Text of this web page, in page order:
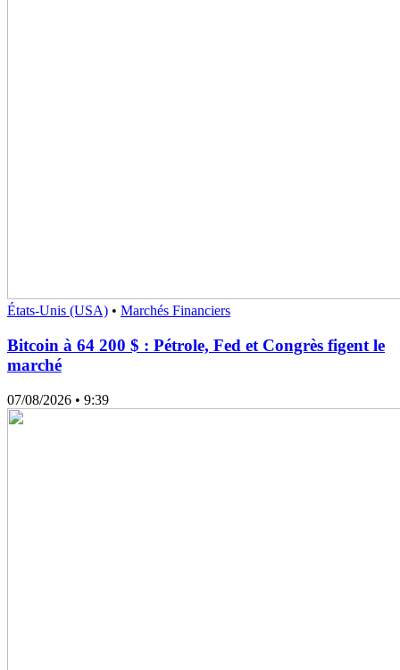
États-Unis (USA) • Marchés Financiers
Bitcoin à 64 200 $ : Pétrole, Fed et Congrès figent le
marché
07/08/2026 • 9:39